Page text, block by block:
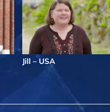
Jill – USA